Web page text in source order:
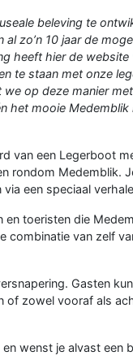
beleving te
zo’n 10 jaar de
heeft hier de website
te staan met onze
op deze manier
het mooie Medemblik
van een Legerboot
rondom Medemblik.
een speciaal
toeristen die
combinatie van zelf
Gasten
of zowel vooraf als
wenst je alvast een